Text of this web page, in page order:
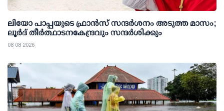
ലിയോ പാപ്പയുടെ ഫ്രാൻസ് സന്ദർശനം അടുത്ത മാസം;
ലൂർദ് തീർത്ഥാടനകേന്ദ്രവും സന്ദർശിക്കും
08 08 2026